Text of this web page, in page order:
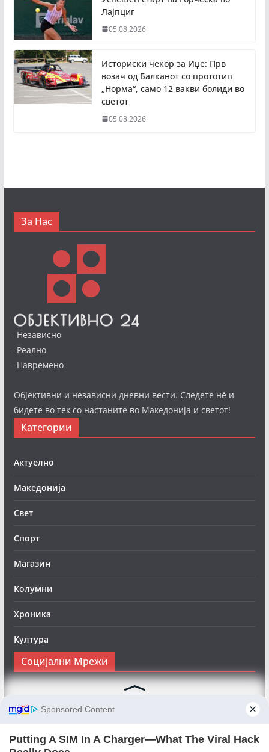
Лајпциг
05.08.2026
Историски чекор за Иџе: Прв
возач од Балканот со прототип
„Норма“, само 12 вакви болиди во
светот
05.08.2026
За Нас
-Независно
-Реално
-Навремено
Објективни и независни дневни вести. Следете нè и
бидете во тек со настаните во Македонија и светот!
Категории
Актуелно
Македонија
Свет
Спорт
Магазин
Колумни
Хроника
Култура
Социјални Мрежи